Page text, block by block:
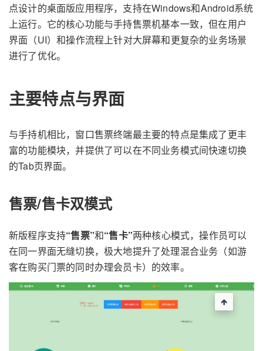
点设计的桌面版应用程序，支持在Windows和Android系统
上运行。它的核心功能与手持售票机基本一致，但在用户
界面（UI）和操作流程上针对大屏幕和更复杂的业务场景
进行了优化。
主要特点与界面
与手持机相比，窗口售票终端最主要的特点是集成了更丰
富的功能模块，并提供了可以在不同业务模式间快速切换
的Tab页界面。
售票/售卡双模式
新版程序支持“售票”和“售卡”两种核心模式，操作员可以
在同一界面无缝切换，极大地提升了处理混合业务（如游
客在购买门票的同时办理会员卡）的效率。